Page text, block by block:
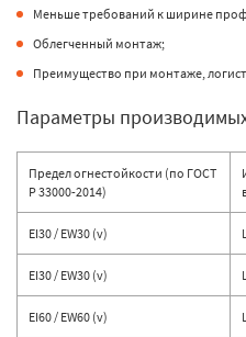
Меньше требований к ширине
Облегченный монтаж;
Преимущество при монтаже,
Параметры
Предел огнестойкости (по ГОСТ
Р 33000-2014)
EI30 / EW30 (v)
EI30 / EW30 (v)
EI60 / EW60 (v)